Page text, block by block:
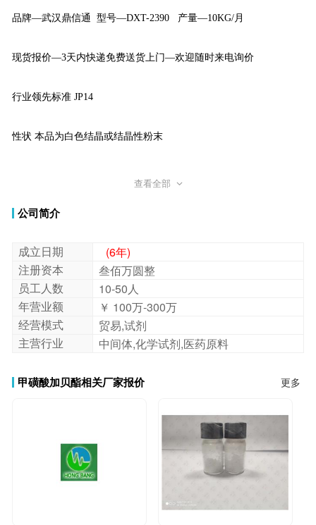
品牌—武汉鼎信通 型号—DXT-2390 产量—10KG/月
现货报价—3天内快递免费送货上门—欢迎随时来电询价
行业领先标准 JP14
性状 本品为白色结晶或结晶性粉末
熔点 90~93℃ PH 4.5~5.5 重金属≤10ppm
砷≤2ppm 干燥失重≤0.3% 炽灼残渣≤0.1%
用于 用于外贸出口、科学研究和化学试剂等领域
包装 25kg/纸板桶 可按客户要求单独分装
1、现货库存，大货可供；
2、下单后即可发货，发货速度快；
查看全部
公司简介
成立日期
(6年)
注册资本
叁佰万圆整
员工人数
10-50人
年营业额
￥ 100万-300万
经营模式
贸易,试剂
主营行业
中间体,化学试剂,医药原料
甲磺酸加贝酯相关厂家报价 更多